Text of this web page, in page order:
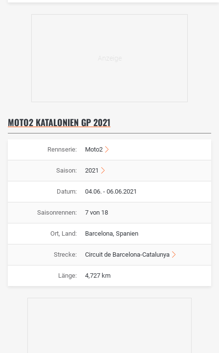
MOTO2 KATALONIEN GP 2021
Rennserie: Moto2
Saison: 2021
Datum: 04.06. - 06.06.2021
Saisonrennen: 7 von 18
Ort, Land: Barcelona, Spanien
Strecke: Circuit de Barcelona-Catalunya
Länge: 4,727 km